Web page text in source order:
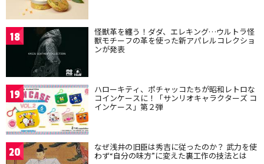
18 怪獣革を纏う！ダダ、エレキング…ウルトラ怪
獣モチーフの革を使った新アパレルコレクショ
ンが発表
19 ハローキティ、ポチャッコたちが昭和レトロな
コインケースに！「サンリオキャラクターズ コ
インケース」第２弾
20 なぜ浅井の旧臣は秀吉に従ったのか？ 武力を使
わず“自分の味方”に変えた裏工作の技法とは